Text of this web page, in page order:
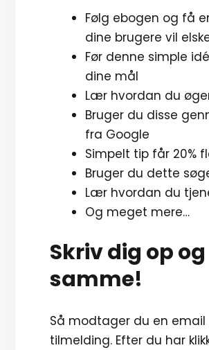
Følg ebogen og få
dine brugere vil
Før denne simple
dine mål
Lær hvordan du
Bruger du disse
fra Google
Simpelt tip får 20%
Bruger du dette
Lær hvordan du
Og meget mere…
Skriv dig op
samme!
Så modtager du en
tilmelding. Efter du har